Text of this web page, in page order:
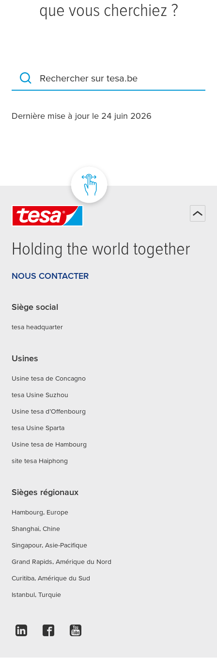
que vous cherchiez ?
Rechercher sur tesa.be
Dernière mise à jour le 24 juin 2026
Holding the world together
NOUS CONTACTER
Siège social
tesa headquarter
Usines
Usine tesa de Concagno
tesa Usine Suzhou
Usine tesa d’Offenbourg
tesa Usine Sparta
Usine tesa de Hambourg
site tesa Haiphong
Sièges régionaux
Hambourg, Europe
Shanghai, Chine
Singapour, Asie-Pacifique
Grand Rapids, Amérique du Nord
Curitiba, Amérique du Sud
Istanbul, Turquie